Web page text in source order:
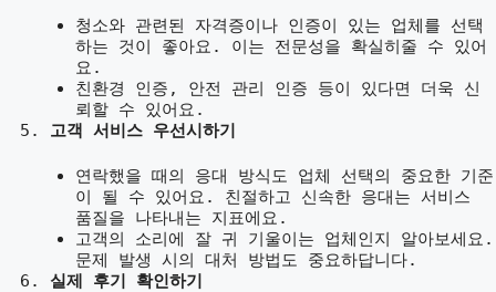
청소와 관련된 자격증이나 인증이 있는 업체를 선택
하는 것이 좋아요. 이는 전문성을 확실히줄 수 있어
요.
친환경 인증, 안전 관리 인증 등이 있다면 더욱 신
뢰할 수 있어요.
고객 서비스 우선시하기
연락했을 때의 응대 방식도 업체 선택의 중요한 기준
이 될 수 있어요. 친절하고 신속한 응대는 서비스
품질을 나타내는 지표에요.
고객의 소리에 잘 귀 기울이는 업체인지 알아보세요.
문제 발생 시의 대처 방법도 중요하답니다.
실제 후기 확인하기